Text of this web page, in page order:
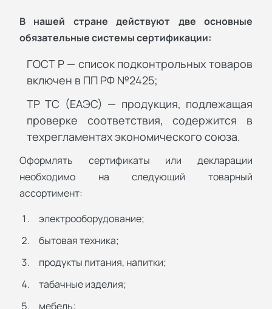
В нашей стране действуют две основные
обязательные системы сертификации:
ГОСТ Р — список подконтрольных товаров
включен в ПП РФ №2425;
ТР ТС (ЕАЭС) — продукция, подлежащая
проверке соответствия, содержится в
техрегламентах экономического союза.
Оформлять сертификаты или декларации
необходимо на следующий товарный
ассортимент:
электрооборудование;
бытовая техника;
продукты питания, напитки;
табачные изделия;
мебель;